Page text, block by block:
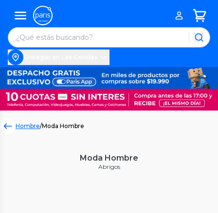
Hombre/Moda Hombre
Moda Hombre
Abrigos